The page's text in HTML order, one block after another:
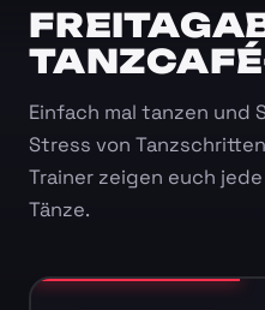
Einfach mal tanzen und
Stress von
Trainer zeigen euch
Tänze.